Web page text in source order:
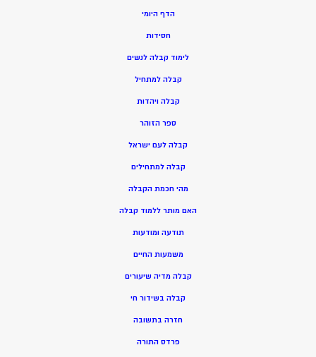
הדף היומי
חסידות
לימוד קבלה לנשים
קבלה למתחיל
קבלה ויהדות
ספר הזוהר
קבלה לעם ישראל
קבלה למתחילים
מהי חכמת הקבלה
האם מותר ללמוד קבלה
תודעה ומודעות
משמעות החיים
קבלה מדיה שיעורים
קבלה בשידור חי
חזרה בתשובה
פרדס התורה